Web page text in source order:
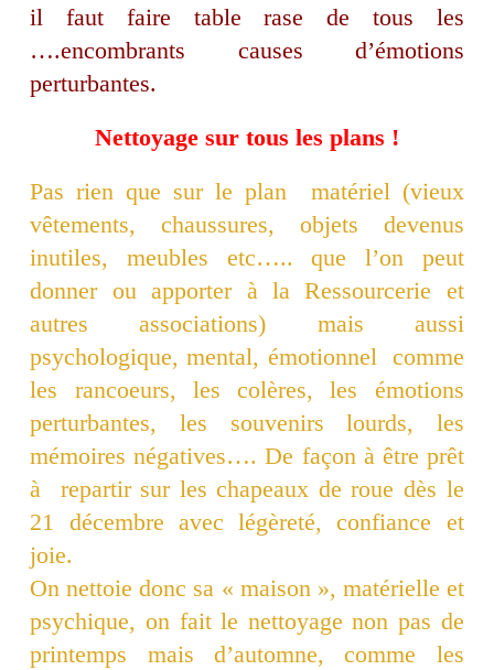
il faut faire table rase de tous les
….encombrants causes d’émotions
perturbantes.
Nettoyage sur tous les plans !
Pas rien que sur le plan matériel (vieux
vêtements, chaussures, objets devenus
inutiles, meubles etc….. que l’on peut
donner ou apporter à la Ressourcerie et
autres associations) mais aussi
psychologique, mental, émotionnel comme
les rancoeurs, les colères, les émotions
perturbantes, les souvenirs lourds, les
mémoires négatives…. De façon à être prêt
à repartir sur les chapeaux de roue dès le
21 décembre avec légèreté, confiance et
joie.
On nettoie donc sa « maison », matérielle et
psychique, on fait le nettoyage non pas de
printemps mais d’automne, comme les